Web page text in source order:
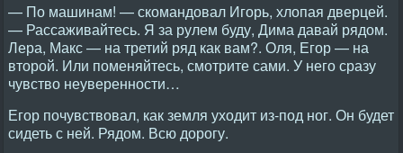
— По машинам! — скомандовал Игорь, хлопая дверцей.
— Рассаживайтесь. Я за рулем буду, Дима давай рядом.
Лера, Макс — на третий ряд как вам?. Оля, Егор — на
второй. Или поменяйтесь, смотрите сами. У него сразу
чувство неуверенности…
Егор почувствовал, как земля уходит из-под ног. Он будет
сидеть с ней. Рядом. Всю дорогу.